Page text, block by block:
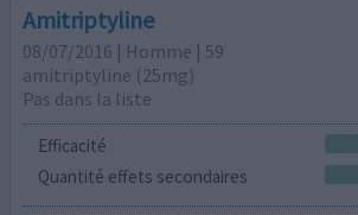
Amitriptyline
08/07/2016 | Homme | 59
amitriptyline (25mg)
Pas dans la liste
Efficacité
Quantité effets secondaires